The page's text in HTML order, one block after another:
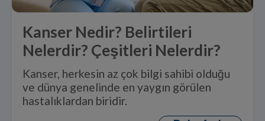
Kanser Nedir? Belirtileri
Nelerdir? Çeşitleri Nelerdir?
Kanser, herkesin az çok bilgi sahibi olduğu
ve dünya genelinde en yaygın görülen
hastalıklardan biridir.